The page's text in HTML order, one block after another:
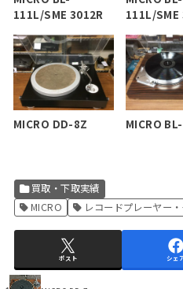
111L/SME 3012R
111L/SME
MICRO DD-8Z MICRO
買取・下取実績
MICRO
レコードプレーヤー
ポスト シェ